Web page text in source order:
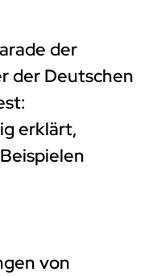
der
der Deutschen
erklärt,
von